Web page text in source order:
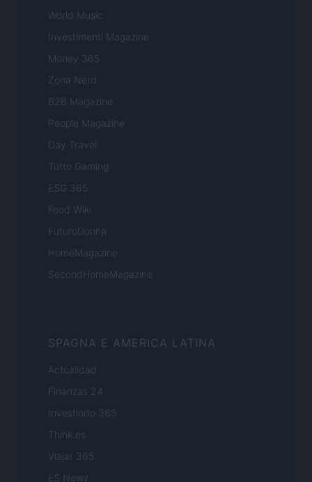
World Music
Investimenti Magazine
Money 365
Zona Nerd
B2B Magazine
People Magazine
Day Travel
Tutto Gaming
ESG 365
Food Wiki
FuturoDonna
HomeMagazine
SecondHomeMagazine
SPAGNA E AMERICA LATINA
Actualidad
Finanzas 24
Investindo 365
Think.es
Viajar 365
ES Newz